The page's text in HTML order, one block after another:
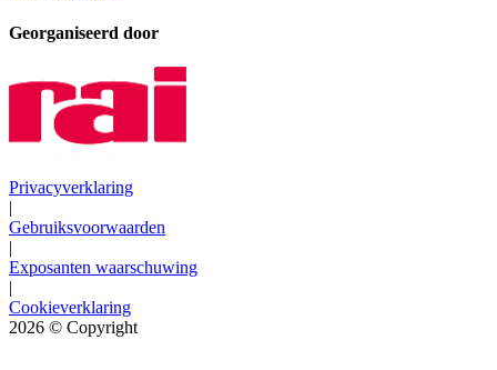
Georganiseerd door
Privacyverklaring
|
Gebruiksvoorwaarden
|
Exposanten waarschuwing
|
Cookieverklaring
2026 © Copyright